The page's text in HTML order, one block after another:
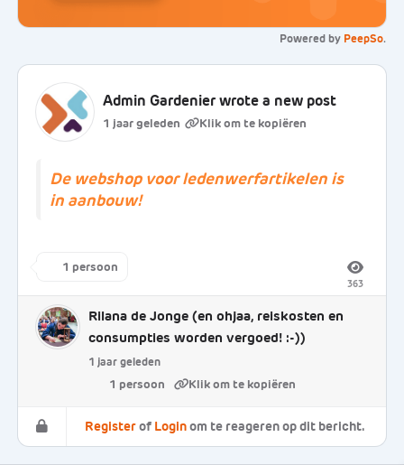
Powered by PeepSo.
Admin Gardenierwrote a new post
1 jaar geleden
De webshop voor ledenwerfartikelen is
in aanbouw!
1 persoon
363
Rilana de Jonge (en ohjaa, reiskosten en
consumpties worden vergoed! :-))
1 jaar geleden
1 persoon
Registerof Loginom te reageren op dit bericht.